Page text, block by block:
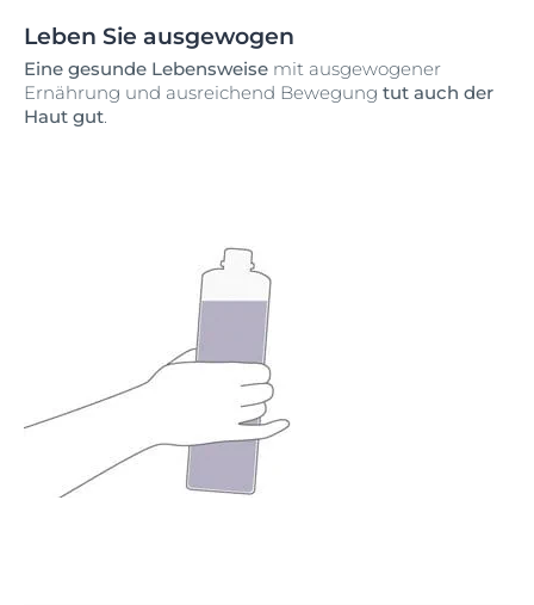
Leben Sie ausgewogen
Eine gesunde Lebensweise mit ausgewogener
Ernährung und ausreichend Bewegung tut auch der
Haut gut.